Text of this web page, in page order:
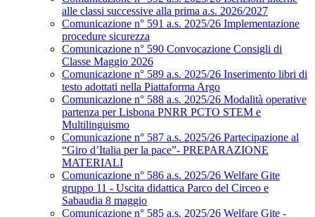
alle classi successive alla prima a.s. 2026/2027
Comunicazione n° 591 a.s. 2025/26 Implementazione
procedure sicurezza
Comunicazione n° 590 Convocazione Consigli di
Classe Maggio 2026
Comunicazione n° 589 a.s. 2025/26 Inserimento libri di
testo adottati nella Piattaforma Argo
Comunicazione n° 588 a.s. 2025/26 Modalità operative
partenza per Lisbona PNRR PCTO STEM e
Multilinguismo
Comunicazione n° 587 a.s. 2025/26 Partecipazione al
“Giro d’Italia per la pace”- PREPARAZIONE
MATERIALI
Comunicazione n° 586 a.s. 2025/26 Welfare Gite
gruppo 11 - Uscita didattica Parco del Circeo e
Sabaudia 8 maggio
Comunicazione n° 585 a.s. 2025/26 Welfare Gite -